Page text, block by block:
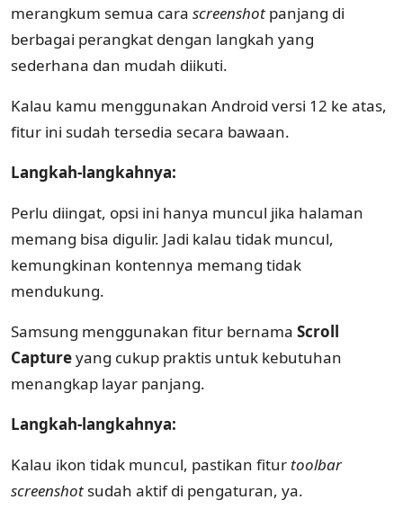
merangkum semua cara screenshot panjang di
berbagai perangkat dengan langkah yang
sederhana dan mudah diikuti.
Kalau kamu menggunakan Android versi 12 ke atas,
fitur ini sudah tersedia secara bawaan.
Langkah-langkahnya:
Perlu diingat, opsi ini hanya muncul jika halaman
memang bisa digulir. Jadi kalau tidak muncul,
kemungkinan kontennya memang tidak
mendukung.
Samsung menggunakan fitur bernama Scroll
Captureyang cukup praktis untuk kebutuhan
menangkap layar panjang.
Langkah-langkahnya:
Kalau ikon tidak muncul, pastikan fitur toolbar
screenshot sudah aktif di pengaturan, ya.